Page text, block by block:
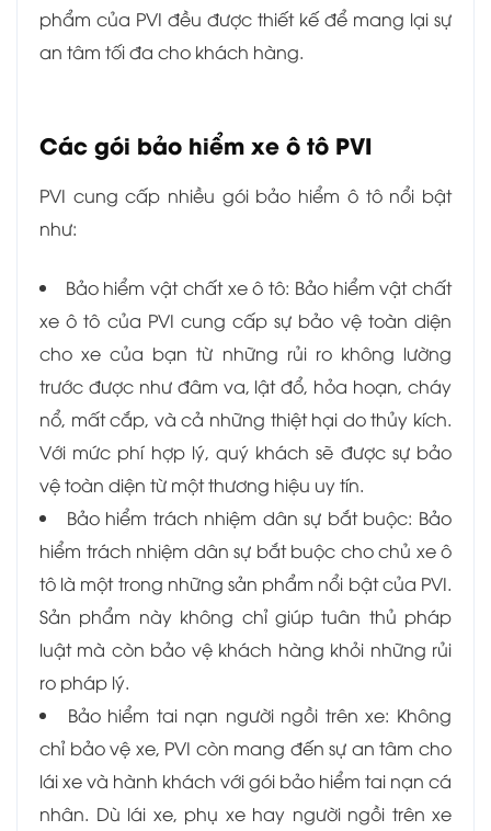
phẩm của PVI đều được thiết kế để mang lại sự
an tâm tối đa cho khách hàng.
Các gói bảo hiểm xe ô tô PVI
PVI cung cấp nhiều gói bảo hiểm ô tô nổi bật
như:
Bảo hiểm vật chất xe ô tô: Bảo hiểm vật chất
xe ô tô của PVI cung cấp sự bảo vệ toàn diện
cho xe của bạn từ những rủi ro không lường
trước được như đâm va, lật đổ, hỏa hoạn, cháy
nổ, mất cắp, và cả những thiệt hại do thủy kích.
Với mức phí hợp lý, quý khách sẽ được sự bảo
vệ toàn diện từ một thương hiệu uy tín.
Bảo hiểm trách nhiệm dân sự bắt buộc: Bảo
hiểm trách nhiệm dân sự bắt buộc cho chủ xe ô
tô là một trong những sản phẩm nổi bật của PVI.
Sản phẩm này không chỉ giúp tuân thủ pháp
luật mà còn bảo vệ khách hàng khỏi những rủi
ro pháp lý.
Bảo hiểm tai nạn người ngồi trên xe: Không
chỉ bảo vệ xe, PVI còn mang đến sự an tâm cho
lái xe và hành khách với gói bảo hiểm tai nạn cá
nhân. Dù lái xe, phụ xe hay người ngồi trên xe